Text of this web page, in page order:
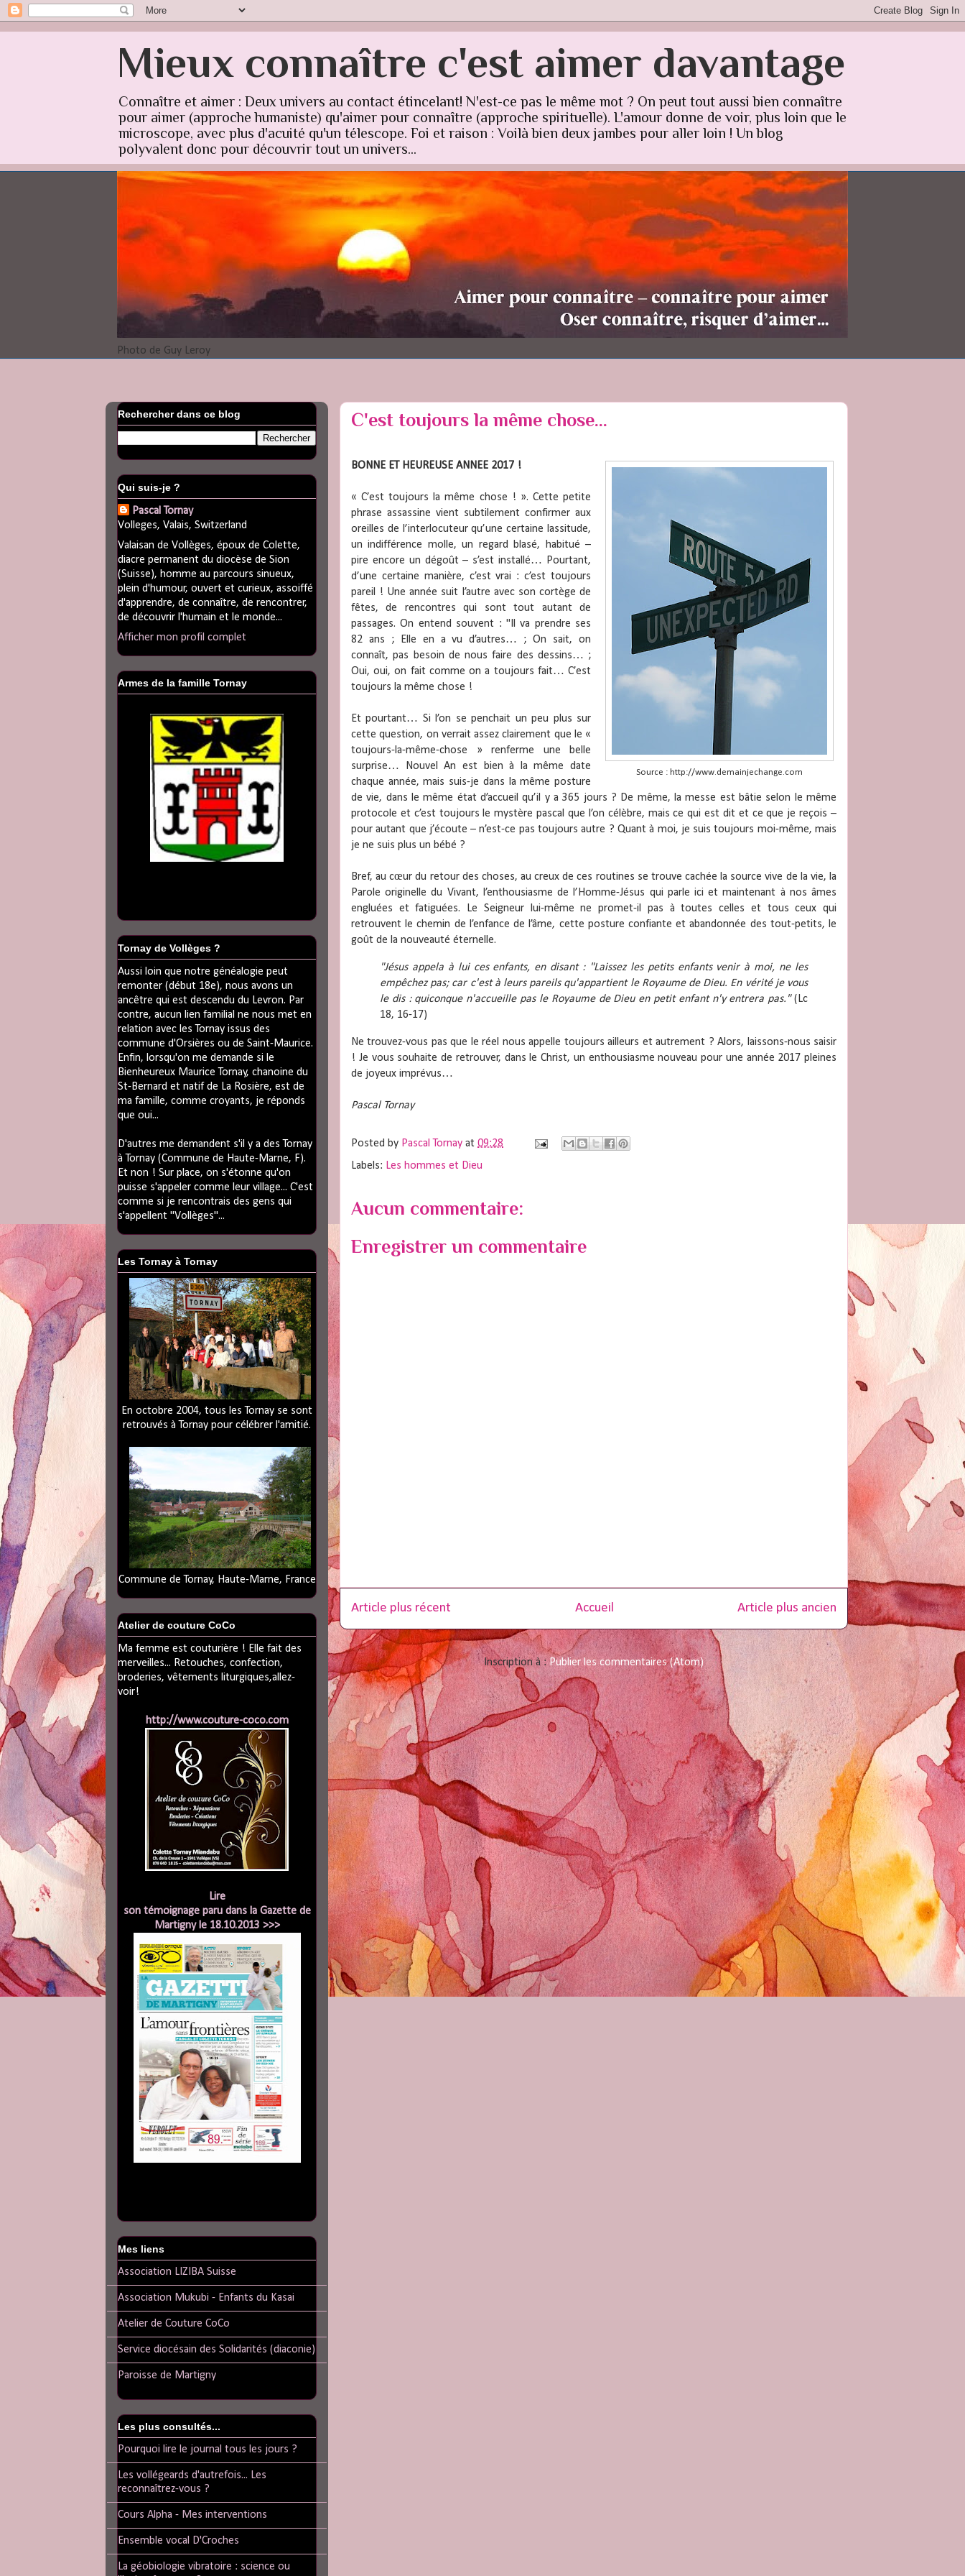
Mieux connaître c'est aimer davantage
Connaître et aimer : Deux univers au contact étincelant! N'est-ce pas le même mot ? On peut tout aussi bien connaître
pour aimer (approche humaniste) qu'aimer pour connaître (approche spirituelle). L'amour donne de voir, plus loin que le
microscope, avec plus d'acuité qu'un télescope. Foi et raison : Voilà bien deux jambes pour aller loin ! Un blog
polyvalent donc pour découvrir tout un univers...
Photo de Guy Leroy
C'est toujours la même chose...
Source : http://www.demainjechange.com
BONNE ET HEUREUSE ANNEE 2017 !
« C’est toujours la même chose ! ». Cette petite
phrase assassine vient subtilement confirmer aux
oreilles de l’interlocuteur qu’une certaine lassitude,
un indifférence molle, un regard blasé, habitué –
pire encore un dégoût – s’est installé… Pourtant,
d’une certaine manière, c’est vrai : c’est toujours
pareil ! Une année suit l’autre avec son cortège de
fêtes, de rencontres qui sont tout autant de
passages. On entend souvent : "Il va prendre ses
82 ans ; Elle en a vu d’autres… ; On sait, on
connaît, pas besoin de nous faire des dessins… ;
Oui, oui, on fait comme on a toujours fait… C’est
toujours la même chose !
Et pourtant… Si l’on se penchait un peu plus sur
cette question, on verrait assez clairement que le «
toujours-la-même-chose » renferme une belle
surprise… Nouvel An est bien à la même date
chaque année, mais suis-je dans la même posture
de vie, dans le même état d’accueil qu’il y a 365 jours ? De même, la messe est bâtie selon le même
protocole et c’est toujours le mystère pascal que l’on célèbre, mais ce qui est dit et ce que je reçois –
pour autant que j’écoute – n’est-ce pas toujours autre ? Quant à moi, je suis toujours moi-même, mais
je ne suis plus un bébé ?
Bref, au cœur du retour des choses, au creux de ces routines se trouve cachée la source vive de la vie, la
Parole originelle du Vivant, l’enthousiasme de l’Homme-Jésus qui parle ici et maintenant à nos âmes
engluées et fatiguées. Le Seigneur lui-même ne promet-il pas à toutes celles et tous ceux qui
retrouvent le chemin de l’enfance de l’âme, cette posture confiante et abandonnée des tout-petits, le
goût de la nouveauté éternelle.
"Jésus appela à lui ces enfants, en disant : "Laissez les petits enfants venir à moi, ne les
empêchez pas; car c'est à leurs pareils qu'appartient le Royaume de Dieu. En vérité je vous
le dis : quiconque n'accueille pas le Royaume de Dieu en petit enfant n'y entrera pas."(Lc
18, 16-17)
Ne trouvez-vous pas que le réel nous appelle toujours ailleurs et autrement ? Alors, laissons-nous saisir
! Je vous souhaite de retrouver, dans le Christ, un enthousiasme nouveau pour une année 2017 pleines
de joyeux imprévus…
Pascal Tornay
Posted by Pascal Tornay at 09:28
Labels: Les hommes et Dieu
Aucun commentaire:
Enregistrer un commentaire
Article plus récent Article plus ancien
Accueil
Inscription à :Publier les commentaires (Atom)
Rechercher dans ce blog
Qui suis-je ?
Pascal Tornay
Volleges, Valais, Switzerland
Valaisan de Vollèges, époux de Colette,
diacre permanent du diocèse de Sion
(Suisse), homme au parcours sinueux,
plein d'humour, ouvert et curieux, assoiffé
d'apprendre, de connaître, de rencontrer,
de découvrir l'humain et le monde...
Afficher mon profil complet
Armes de la famille Tornay
Tornay de Vollèges ?
Aussi loin que notre généalogie peut
remonter (début 18e), nous avons un
ancêtre qui est descendu du Levron. Par
contre, aucun lien familial ne nous met en
relation avec les Tornay issus des
commune d'Orsières ou de Saint-Maurice.
Enfin, lorsqu'on me demande si le
Bienheureux Maurice Tornay, chanoine du
St-Bernard et natif de La Rosière, est de
ma famille, comme croyants, je réponds
que oui...
D'autres me demandent s'il y a des Tornay
à Tornay (Commune de Haute-Marne, F).
Et non ! Sur place, on s'étonne qu'on
puisse s'appeler comme leur village... C'est
comme si je rencontrais des gens qui
s'appellent "Vollèges"...
Les Tornay à Tornay
En octobre 2004, tous les Tornay se sont
retrouvés à Tornay pour célébrer l'amitié.
Commune de Tornay, Haute-Marne, France
Atelier de couture CoCo
Ma femme est couturière ! Elle fait des
merveilles... Retouches, confection,
broderies, vêtements liturgiques,allez-
voir!
http://www.couture-coco.com
Lire
son témoignage paru dans la Gazette de
Martigny le 18.10.2013 >>>
Mes liens
Association LIZIBA Suisse
Association Mukubi - Enfants du Kasai
Atelier de Couture CoCo
Service diocésain des Solidarités (diaconie)
Paroisse de Martigny
Les plus consultés...
Pourquoi lire le journal tous les jours ?
Les vollégeards d'autrefois... Les
reconnaîtrez-vous ?
Cours Alpha - Mes interventions
Ensemble vocal D'Croches
La géobiologie vibratoire : science ou